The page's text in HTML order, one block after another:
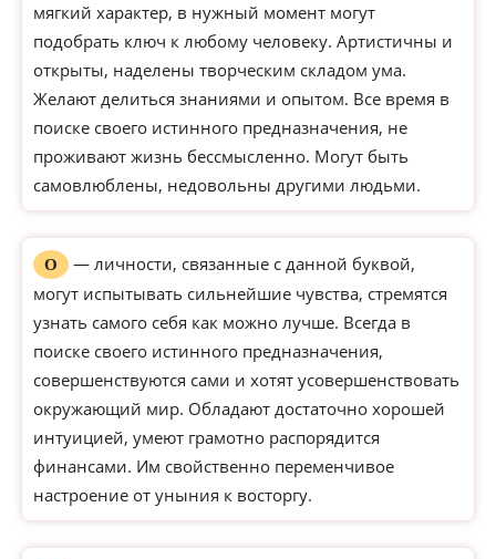
мягкий характер, в нужный момент могут
подобрать ключ к любому человеку. Артистичны и
открыты, наделены творческим складом ума.
Желают делиться знаниями и опытом. Все время в
поиске своего истинного предназначения, не
проживают жизнь бессмысленно. Могут быть
самовлюблены, недовольны другими людьми.
О
— личности, связанные с данной буквой,
могут испытывать сильнейшие чувства, стремятся
узнать самого себя как можно лучше. Всегда в
поиске своего истинного предназначения,
совершенствуются сами и хотят усовершенствовать
окружающий мир. Обладают достаточно хорошей
интуицией, умеют грамотно распорядится
финансами. Им свойственно переменчивое
настроение от уныния к восторгу.